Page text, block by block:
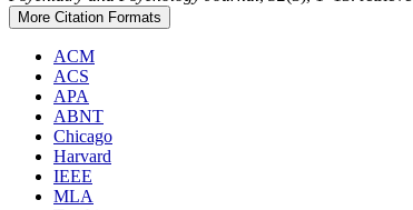
More Citation Formats
ACM
ACS
APA
ABNT
Chicago
Harvard
IEEE
MLA